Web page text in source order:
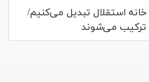
خانه استقلال تبدیل می‌کنیم/